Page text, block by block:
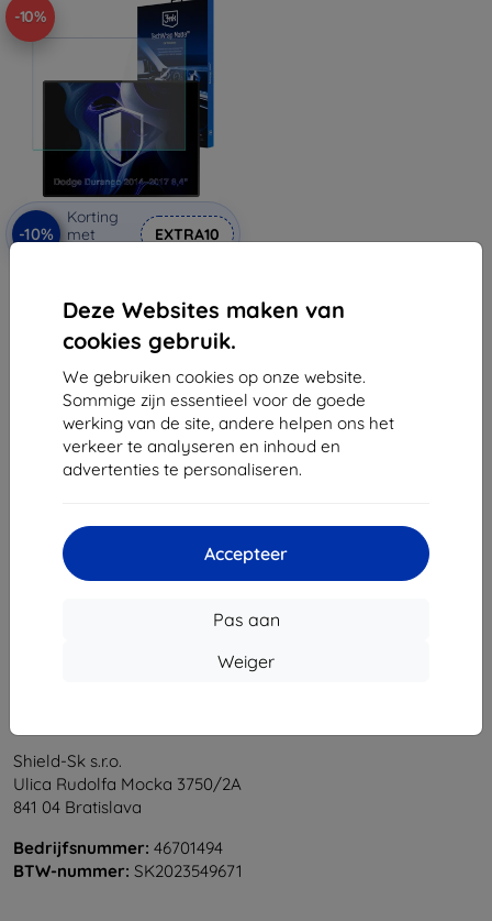
Deze Websites maken van
cookies gebruik.
We gebruiken cookies op onze website.
Sommige zijn essentieel voor de goede
werking van de site, andere helpen ons het
verkeer te analyseren en inhoud en
advertenties te personaliseren.
Accepteer
Pas aan
Weiger
-10%
-10%
Korting
met
EXTRA10
beschermfolie voor centraal
display Dodge Durango 2014–
2017 8,4"
€ 32,90
€ 29,61
Op voorraad: 3 stuks
Van totaal
«
Shield-Sk s.r.o.
Ulica Rudolfa Mocka 3750/2A
841 04 Bratislava
Bedrijfsnummer: 46701494
BTW-nummer: SK2023549671